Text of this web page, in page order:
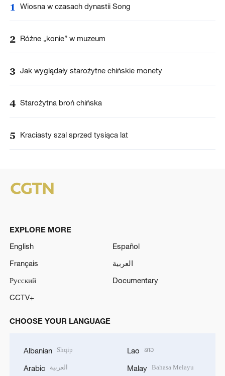
1 Wiosna w czasach dynastii Song
2 Różne „konie” w muzeum
3 Jak wyglądały starożytne chińskie monety
4 Starożytna broń chińska
5 Kraciasty szal sprzed tysiąca lat
EXPLORE MORE
English
Español
Français
العربية
Русский
Documentary
CCTV+
CHOOSE YOUR LANGUAGE
Albanian Shqip
Arabic العربية
Lao ລາວ
Malay Bahasa Melayu